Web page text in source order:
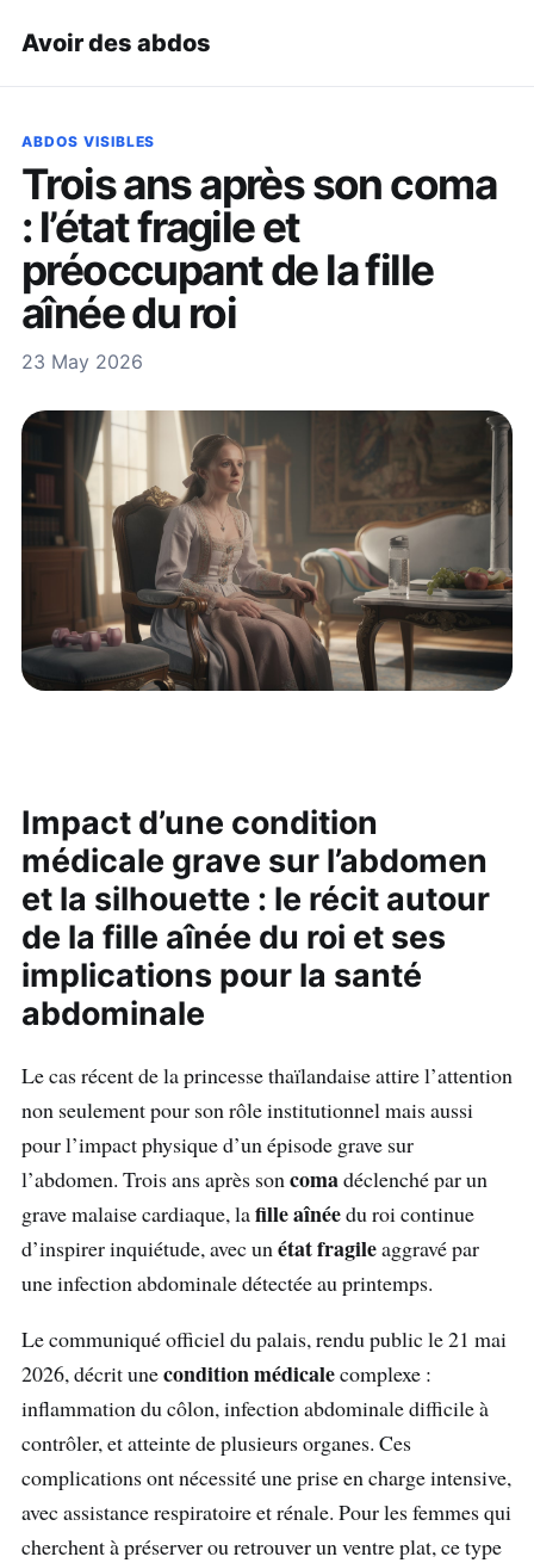
Avoir des abdos
ABDOS VISIBLES
Trois ans après son coma
: l’état fragile et
préoccupant de la fille
aînée du roi
23 May 2026
Impact d’une condition
médicale grave sur l’abdomen
et la silhouette : le récit autour
de la fille aînée du roi et ses
implications pour la santé
abdominale
Le cas récent de la princesse thaïlandaise attire l’attention
non seulement pour son rôle institutionnel mais aussi
pour l’impact physique d’un épisode grave sur
l’abdomen. Trois ans après soncomadéclenché par un
grave malaise cardiaque, lafille aînéedu roi continue
d’inspirer inquiétude, avec unétat fragileaggravé par
une infection abdominale détectée au printemps.
Le communiqué officiel du palais, rendu public le 21 mai
2026, décrit unecondition médicalecomplexe :
inflammation du côlon, infection abdominale difficile à
contrôler, et atteinte de plusieurs organes. Ces
complications ont nécessité une prise en charge intensive,
avec assistance respiratoire et rénale. Pour les femmes qui
cherchent à préserver ou retrouver un ventre plat, ce type